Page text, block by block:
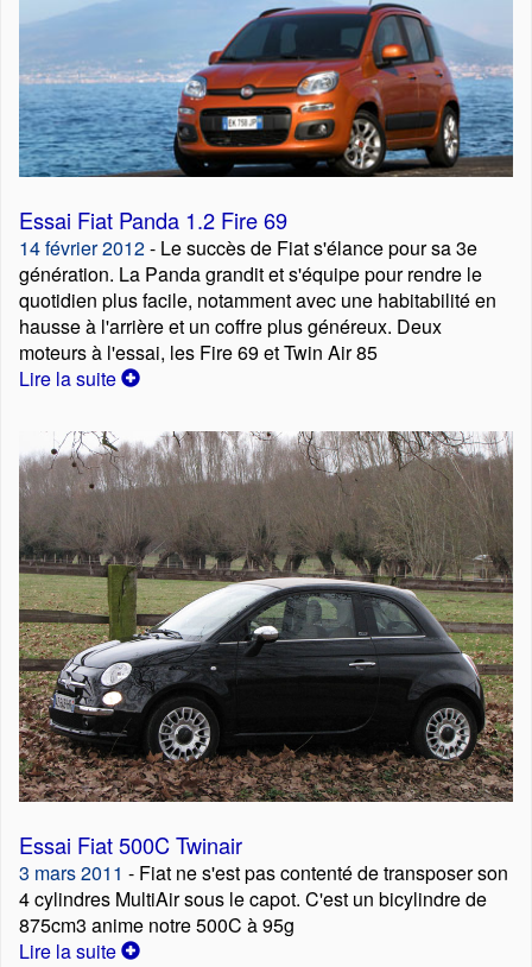
Essai Fiat Panda 1.2 Fire 69
14 février 2012- Le succès de Fiat s'élance pour sa 3e
génération. La Panda grandit et s'équipe pour rendre le
quotidien plus facile, notamment avec une habitabilité en
hausse à l'arrière et un coffre plus généreux. Deux
moteurs à l'essai, les Fire 69 et Twin Air 85
Lire la suite
Essai Fiat 500C Twinair
3 mars 2011 - Fiat ne s'est pas contenté de transposer son
4 cylindres MultiAir sous le capot. C'est un bicylindre de
875cm3 anime notre 500C à 95g
Lire la suite